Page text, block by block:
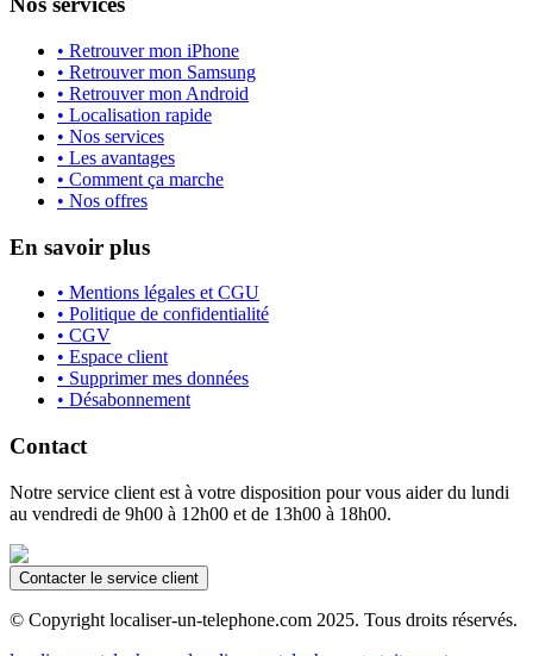
• Retrouver mon iPhone
• Retrouver mon Samsung
• Retrouver mon Android
• Localisation rapide
• Nos services
• Les avantages
• Comment ça marche
• Nos offres
En savoir plus
• Mentions légales et CGU
• Politique de confidentialité
• CGV
• Espace client
• Supprimer mes données
• Désabonnement
Contact
Notre service client est à votre disposition pour vous aider du lundi
au vendredi de 9h00 à 12h00 et de 13h00 à 18h00.
Contacter le service client
© Copyright localiser-un-telephone.com 2025. Tous droits réservés.